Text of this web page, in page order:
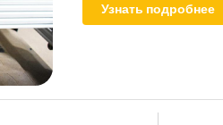
Узнать подробнее